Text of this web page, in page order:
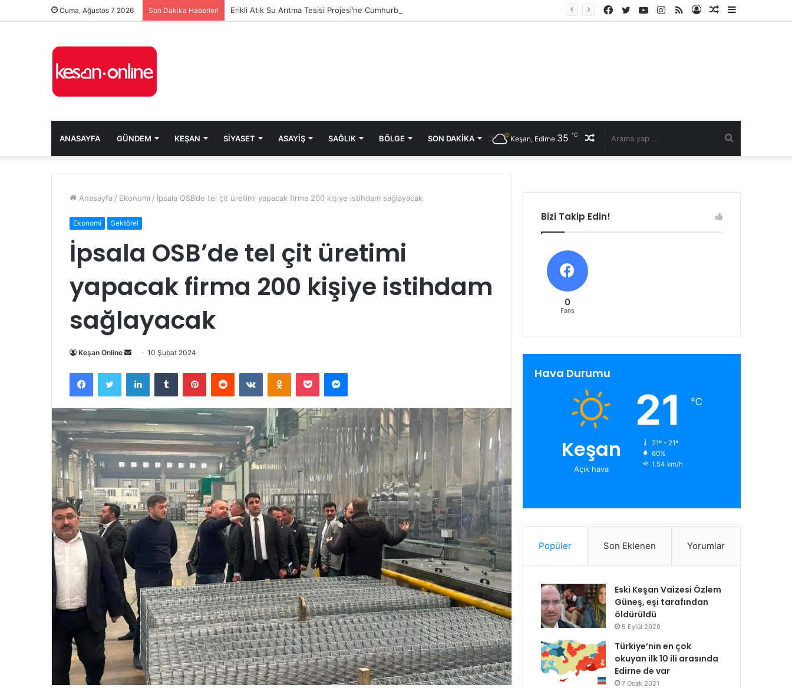
Cuma, Ağustos 7 2026 Son Dakika Haberleri Erikli Atık Su Arıtma Tesisi Projesi’ne Cumhurbaşkanlığı onayı
Kenar
Rastgele
Kayıt
RSS
Instagram
YouTube
Twitter
Facebook
ANASAYFA GÜNDEM KEŞAN SIYASET ASAYIŞ SAĞLIK BÖLGE SON DAKIKA Rastgele
Keşan, Edirne 35 ℃
Anasayfa / Ekonomi / İpsala OSB’de tel çit üretimi yapacak firma 200 kişiye istihdam sağlayacak
Ekonomi Sektörel
İpsala OSB’de tel çit üretimi
yapacak firma 200 kişiye istihdam
sağlayacak
Keşan Online
Bir
posta
göndermek
10 Şubat 2024
FacebookTwitter LinkedInTumblr PinterestReddit VKontakteOdnoklassniki
Pocket Messenger
Bizi Takip Edin!
0
Fans
Hava Durumu
Keşan
Açık hava
21 ℃
21º - 21º
60%
1.54 km/h
Popüler Son Eklenen Yorumlar
Eski Keşan Vaizesi Özlem
Güneş, eşi tarafından
öldürüldü
5 Eylül 2020
Türkiye’nin en çok
okuyan ilk 10 ili arasında
Edirne de var
7 Ocak 2021